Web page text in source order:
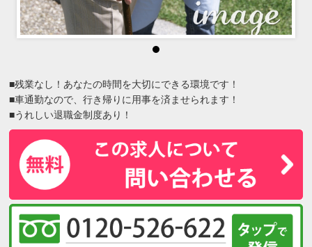
■残業なし！あなたの時間を大切にできる環境です！
■車通勤なので、行き帰りに用事を済ませられます！
■うれしい退職金制度あり！